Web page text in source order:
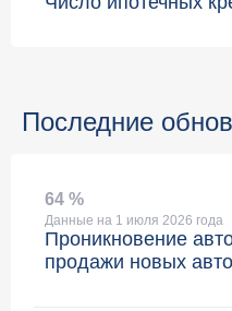
Последние
64 %
Данные на 1 июля 2026 года
Проникновение
продажи новых